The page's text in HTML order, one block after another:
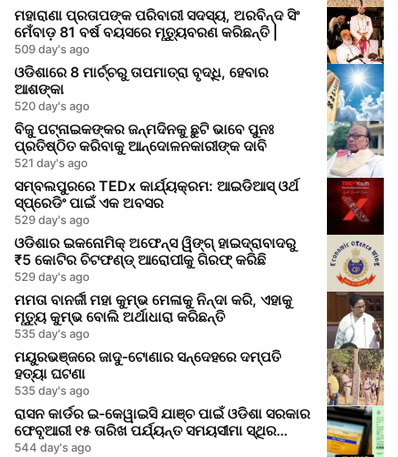
ମହାରାଣା ପ୍ରତାପଙ୍କ ପରିବାରୀ ସଦସ୍ୟ, ଅରବିନ୍ଦ ସିଂ
ମେଁବାଡ଼ 81 ବର୍ଷ ବୟସରେ ମୃତ୍ୟୁବରଣ କରିଛନ୍ତି |
509 day's ago
ଓଡିଶାରେ 8 ମାର୍ଚ୍ଚରୁ ତାପମାତ୍ରା ବୃଦ୍ଧି, ହେବାର
ଆଶଙ୍କା
520 day's ago
ବିଜୁ ପଟ୍ନାଇକଙ୍କର ଜନ୍ମଦିନକୁ ଛୁଟି ଭାବେ ପୁନଃ
ପ୍ରତିଷ୍ଠିତ କରିବାକୁ ଆନ୍ଦୋଳନକାରୀଙ୍କ ଦାବି
521 day's ago
ସମ୍ବଲପୁରରେ TEDx କାର୍ଯ୍ୟକ୍ରମ: ଆଇଡିଆସ୍ ଓର୍ଥ
ସ୍ପ୍ରେଡିଂ ପାଇଁ ଏକ ଅବସର
529 day's ago
ଓଡିଶାର ଇକନୋମିକ୍ ଅଫେନ୍ସ ୱିଙ୍ଗ୍ ହାଇଦ୍ରାବାଦରୁ
₹5 କୋଟିର ଚିଟଫଣ୍ଡ୍ ଆରୋପୀକୁ ଗିରଫ୍ କରିଛି
529 day's ago
ମମତା ବାନର୍ଜୀ ମହା କୁମ୍ଭ ମେଳାକୁ ନିନ୍ଦା କରି, ଏହାକୁ
ମୃତ୍ୟୁ କୁମ୍ଭ ବୋଲି ଅର୍ଥାଧାରା କରିଛନ୍ତି
535 day's ago
ମୟୁରଭଞ୍ଜରେ ଜାଦୁ-ଟୋଣାର ସନ୍ଦେହରେ ଦମ୍ପତି
ହତ୍ୟା ଘଟଣା
535 day's ago
ରାସନ କାର୍ଡର ଇ-କେୱାଇସି ଯାଞ୍ଚ ପାଇଁ ଓଡିଶା ସରକାର
ଫେବୃଆରୀ ୧୫ ତାରିଖ ପର୍ଯ୍ୟନ୍ତ ସମୟସୀମା ସ୍ଥିର
କରିଛନ୍ତି
544 day's ago